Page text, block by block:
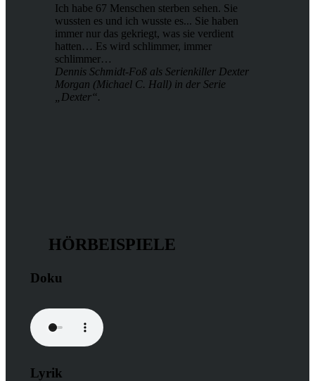
Ich habe 67 Menschen sterben sehen. Sie
wussten es und ich wusste es... Sie haben
immer nur das gekriegt, was sie verdient
hatten… Es wird schlimmer, immer
schlimmer…
Dennis Schmidt-Foß als Serienkiller Dexter
Morgan (Michael C. Hall) in der Serie
„Dexter“.
HÖRBEISPIELE
Doku
Lyrik